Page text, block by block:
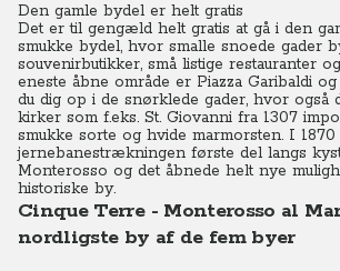
Den gamle bydel er helt gratis
Det er til gengæld helt gratis at gå i den
smukke bydel, hvor smalle snoede gader
souvenirbutikker, små listige restauranter
eneste åbne område er Piazza Garibaldi
du dig op i de snørklede gader, hvor også
kirker som f.eks. St. Giovanni fra 1307
smukke sorte og hvide marmorsten. I 1870
jernebanestrækningen første del langs
Monterosso og det åbnede helt nye
historiske by.
Cinque Terre - Monterosso al
nordligste by af de fem byer